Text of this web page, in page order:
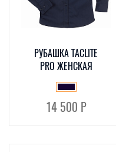
РУБАШКА TACLITE
PRO ЖЕНСКАЯ
14 500 Р